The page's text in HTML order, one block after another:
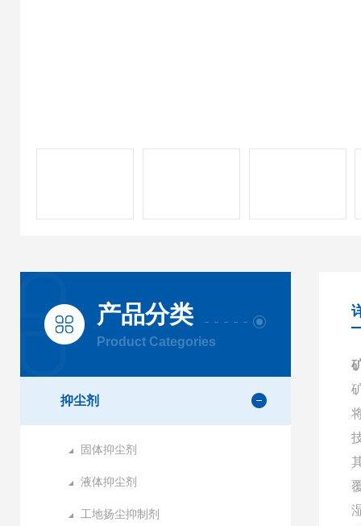
产品分类
Product Categories
抑尘剂
固体抑尘剂
液体抑尘剂
工地扬尘抑制剂